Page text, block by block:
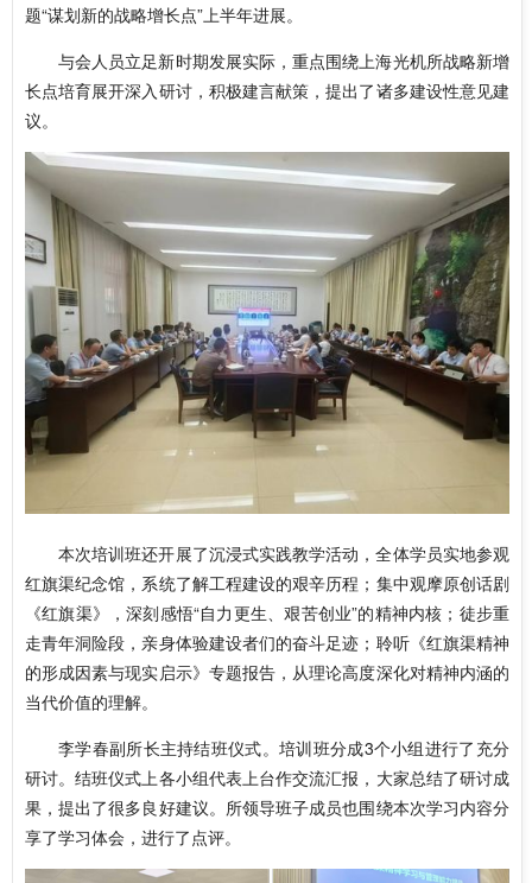
题“谋划新的战略增长点”上半年进展。
与会人员立足新时期发展实际，重点围绕上海光机所战略新增
长点培育展开深入研讨，积极建言献策，提出了诸多建设性意见建
议。
本次培训班还开展了沉浸式实践教学活动，全体学员实地参观
红旗渠纪念馆，系统了解工程建设的艰辛历程；集中观摩原创话剧
《红旗渠》，深刻感悟“自力更生、艰苦创业”的精神内核；徒步重
走青年洞险段，亲身体验建设者们的奋斗足迹；聆听《红旗渠精神
的形成因素与现实启示》专题报告，从理论高度深化对精神内涵的
当代价值的理解。
李学春副所长主持结班仪式。培训班分成3个小组进行了充分
研讨。结班仪式上各小组代表上台作交流汇报，大家总结了研讨成
果，提出了很多良好建议。所领导班子成员也围绕本次学习内容分
享了学习体会，进行了点评。